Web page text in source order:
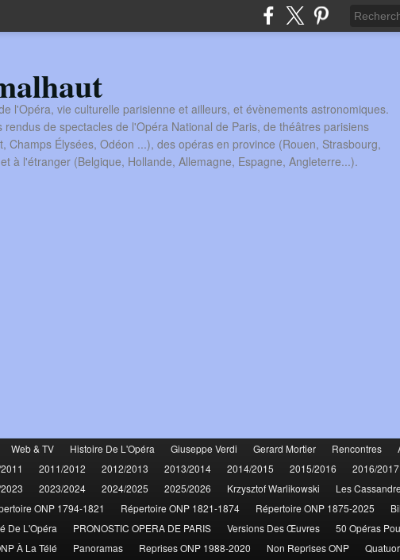
l'Opéra, vie culturelle parisienne et ailleurs, et évènements astronomiques.
rendus de spectacles de l'Opéra National de Paris, de théâtres parisiens
Champs Élysées, Odéon ...), des opéras en province (Rouen, Strasbourg,
à l'étranger (Belgique, Hollande, Allemagne, Espagne, Angleterre...).
Web & TV Histoire De L'Opéra Giuseppe Verdi Gerard Mortier Rencontres
2011/2012 2012/2013 2013/2014 2014/2015 2015/2016 2016/2017
2023/2024 2024/2025 2025/2026 Krzysztof Warlikowski Les
ONP 1794-1821 Répertoire ONP 1821-1874 Répertoire ONP 1875-2025
De L'Opéra PRONOSTIC OPERA DE PARIS Versions Des Œuvres 50 Opéras
À La Télé Panoramas Reprises ONP 1988-2020 Non Reprises ONP